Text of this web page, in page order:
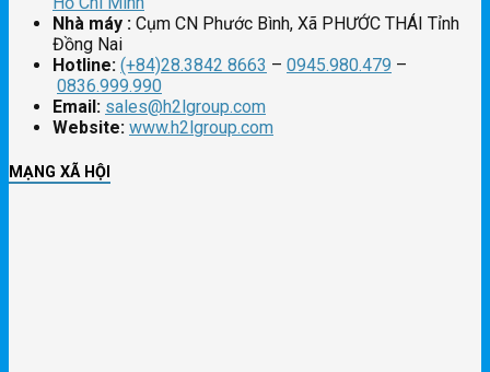
Nhà máy : Cụm CN Phước Bình, Xã PHƯỚC THÁI Tỉnh
Đồng Nai
Hotline: (+84)28.3842 8663 – 0945.980.479 –
0836.999.990
Email: sales@h2lgroup.com
Website: www.h2lgroup.com
MẠNG XÃ HỘI